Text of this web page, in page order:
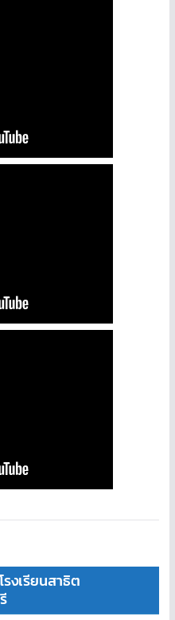
งเรียนสาธิต